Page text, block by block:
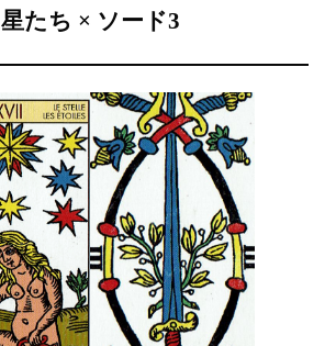
星たち × ソード3